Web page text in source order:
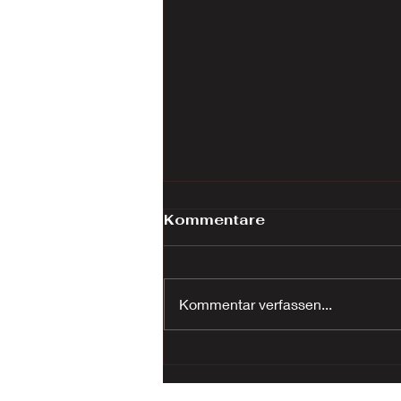
Zukunft? Gibt’s schon.
Kommentare
Kommentar verfassen...